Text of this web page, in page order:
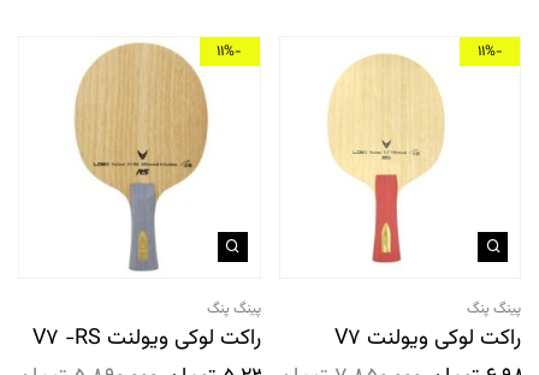
-11%
پینگ پنگ
راکت لوکی ویولنت V7
-11%
پینگ پنگ
راکت لوکی ویولنت V7 -RS